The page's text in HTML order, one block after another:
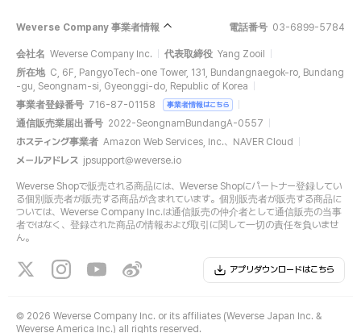
Weverse Company 事業者情報 電話番号 03-6899-5784
会社名 Weverse Company Inc. 代表取締役 Yang Zooil
所在地 C, 6F, PangyoTech-one Tower, 131, Bundangnaegok-ro, Bundang
-gu, Seongnam-si, Gyeonggi-do, Republic of Korea
事業者登録番号 716-87-01158 事業者情報はこちら
通信販売業届出番号 2022-SeongnamBundangA-0557
ホスティング事業者 Amazon Web Services, Inc.、NAVER Cloud
メールアドレス jpsupport@weverse.io
Weverse Shopで販売される商品には、Weverse Shopにパートナー登録してい
る個別販売者が販売する商品が含まれています。個別販売者が販売する商品に
ついては、Weverse Company Inc.は通信販売の仲介者として通信販売の当事
者ではなく、登録された商品の情報および取引に関して一切の責任を負いませ
ん。
アプリダウンロードはこちら
© 2026 Weverse Company Inc. or its affiliates (Weverse Japan Inc. &
Weverse America Inc.) all rights reserved.